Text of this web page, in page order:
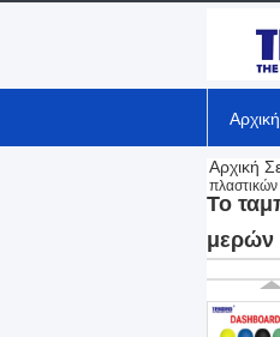
Αρχική
Το
μερών